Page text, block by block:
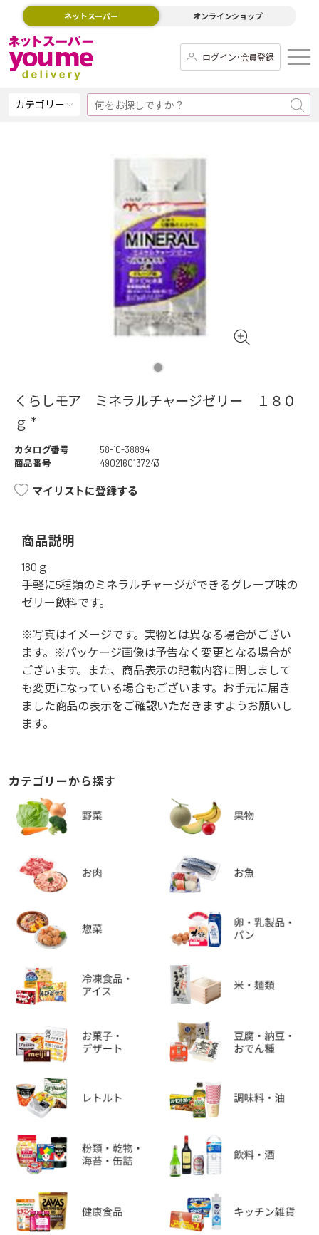
ネットスーパー オンラインショップ
ログイン･会員登録
カテゴリー
くらしモア ミネラルチャージゼリー １８０
ｇ *
カタログ番号
58-10-38894
商品番号
4902160137243
マイリストに登録する
商品説明
180ｇ
手軽に5種類のミネラルチャージができるグレープ味の
ゼリー飲料です。
※写真はイメージです。実物とは異なる場合がござい
ます。※パッケージ画像は予告なく変更となる場合が
ございます。また、商品表示の記載内容に関しまして
も変更になっている場合もございます。お手元に届き
ました商品の表示をご確認いただきますようお願いし
ます。
カテゴリーから探す